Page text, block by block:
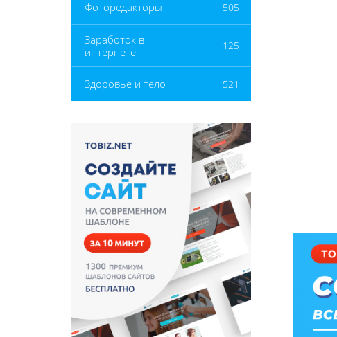
Фоторедакторы 505
Заработок в
интернете
125
Здоровье и тело 521